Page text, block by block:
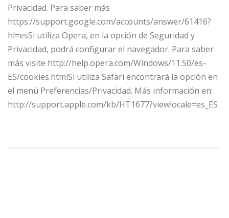
Privacidad. Para saber más
https://support.google.com/accounts/answer/61416?
hl=esSi utiliza Opera, en la opción de Seguridad y
Privacidad, podrá configurar el navegador. Para saber
más visite http://help.opera.com/Windows/11.50/es-
ES/cookies.htmlSi utiliza Safari encontrará la opción en
el menú Preferencias/Privacidad. Más información en:
http://support.apple.com/kb/HT1677?viewlocale=es_ES